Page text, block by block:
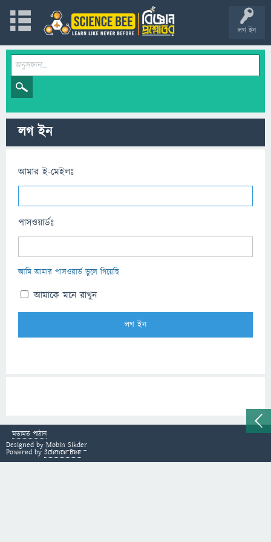
লগ ইন
লগ ইন
আমার ই-মেইলঃ
পাসওয়ার্ডঃ
আমি আমার পাসওয়ার্ড ভুলে গিয়েছি
আমাকে মনে রাখুন
মতামত পাঠান
Designed by Mobin Sikder
Powered by Science Bee